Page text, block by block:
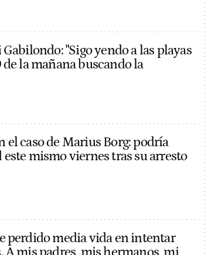
"Sigo yendo a las playas
la mañana buscando la
el caso de Marius Borg: podría
mismo viernes tras su arresto
perdido media vida en intentar